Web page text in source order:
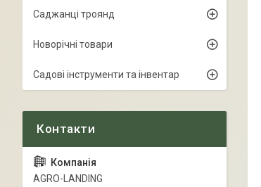
Саджанці троянд
Новорічні товари
Садові інструменти та інвентар
AGRO-LANDING